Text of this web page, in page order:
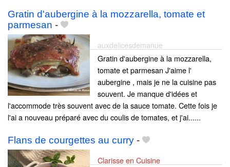
Gratin d'aubergine à la mozzarella, tomate et
parmesan -
auxdelicesdemanue
Gratin d'aubergine à la mozzarella,
tomate et parmesan J'aime l'
aubergine , mais je ne la cuisine pas
souvent. Je manque d'idées et
l'accommode très souvent avec de la sauce tomate. Cette fois je
l'ai a nouveau préparé avec du coulis de tomates, et j'ai......
Flans de courgettes au curry -
Clarisse en Cuisine